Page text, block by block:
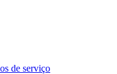
de serviço